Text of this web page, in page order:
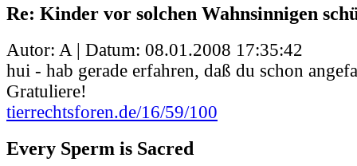
Re: Kinder vor solchen Wahnsinnigen
Autor: A | Datum: 08.01.2008 17:35:42
hui - hab gerade erfahren, daß du schon
Gratuliere!
tierrechtsforen.de/16/59/100
Every Sperm is Sacred